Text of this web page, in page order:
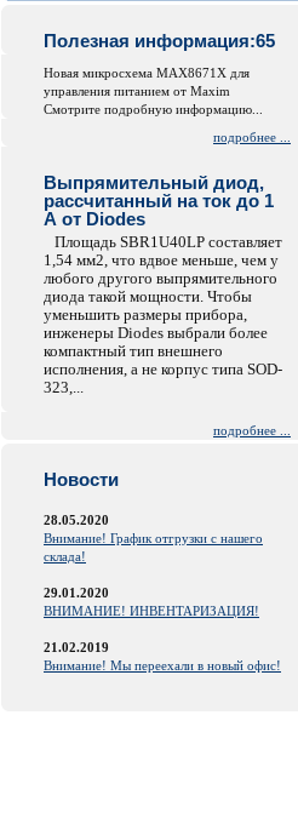
Полезная информация:65
Новая микросхема MAX8671X для
управления питанием от Maxim
Смотрите подробную информацию...
подробнее ...
Выпрямительный диод,
рассчитанный на ток до 1
А от Diodes
Площадь SBR1U40LP составляет
1,54 мм2, что вдвое меньше, чем у
любого другого выпрямительного
диода такой мощности. Чтобы
уменьшить размеры прибора,
инженеры Diodes выбрали более
компактный тип внешнего
исполнения, а не корпус типа SOD-
323,...
подробнее ...
Новости
28.05.2020
Внимание! График отгрузки с нашего
склада!
29.01.2020
ВНИМАНИЕ! ИНВЕНТАРИЗАЦИЯ!
21.02.2019
Внимание! Мы переехали в новый офис!